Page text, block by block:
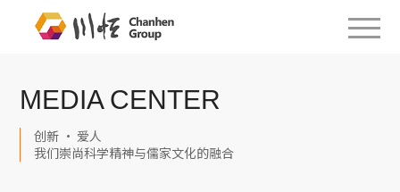
MEDIA CENTER
创新 · 爱人
我们崇尚科学精神与儒家文化的融合